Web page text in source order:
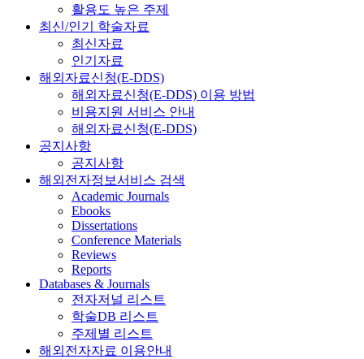
활용도 높은 주제
최신/인기 학술자료
최신자료
인기자료
해외자료신청(E-DDS)
해외자료신청(E-DDS) 이용 방법
비용지원 서비스 안내
해외자료신청(E-DDS)
공지사항
공지사항
해외전자정보서비스 검색
Academic Journals
Ebooks
Dissertations
Conference Materials
Reviews
Reports
Databases & Journals
전자저널 리스트
학술DB 리스트
주제별 리스트
해외전자자료 이용안내